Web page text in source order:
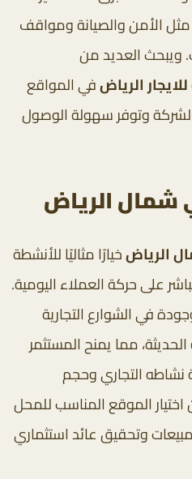
الأمن والصيانة ومواقف
ويبحث العديد من
الرياضفي المواقع
وتوفر سهولة الوصول
شمال الرياض
الرياضخيارًا مثاليًا للأنشطة
على حركة العملاء اليومية.
في الشوارع التجارية
الحديثة، مما يمنح المستثمر
نشاطه التجاري وحجم
الموقع المناسب للمحل
وتحقيق عائد استثماري